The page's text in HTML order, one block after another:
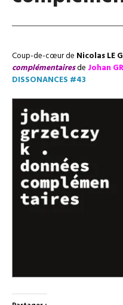
Coup-de-cœur de Nicolas LE
complémentairesde Johan
DISSONANCES #43